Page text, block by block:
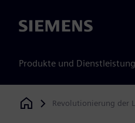
Siemens
Produkte und
Siemens Digital Industries
Revolutionierung der